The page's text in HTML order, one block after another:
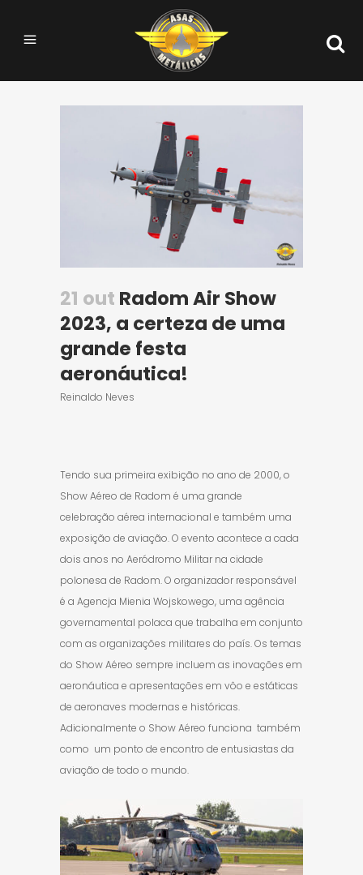
21 out Radom Air Show
2023, a certeza de uma
grande festa
aeronáutica!
Reinaldo Neves
Tendo sua primeira exibição no ano de 2000, o
Show Aéreo de Radom é uma grande
celebração aérea internacional e também uma
exposição de aviação. O evento acontece a cada
dois anos no Aeródromo Militar na cidade
polonesa de Radom. O organizador responsável
é a Agencja Mienia Wojskowego, uma agência
governamental polaca que trabalha em conjunto
com as organizações militares do país. Os temas
do Show Aéreo sempre incluem as inovações em
aeronáutica e apresentações em vôo e estáticas
de aeronaves modernas e históricas.
Adicionalmente o Show Aéreo funciona também
como um ponto de encontro de entusiastas da
aviação de todo o mundo.